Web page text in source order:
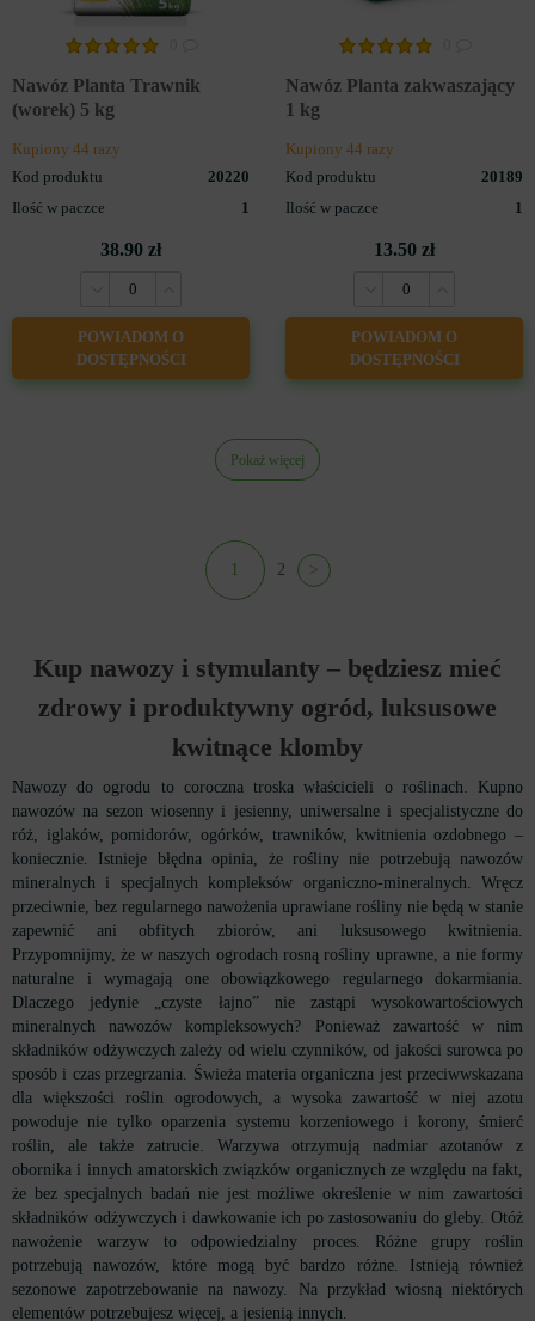
Nawóz Planta Trawnik
(worek) 5 kg
Kupiony 44 razy
Kod produktu
20220
Ilość w paczce
1
38.90 zł
POWIADOM O
DOSTĘPNOŚCI
Nawóz Planta zakwaszający
1 kg
Kupiony 44 razy
Kod produktu
20189
Ilość w paczce
1
13.50 zł
POWIADOM O
DOSTĘPNOŚCI
Pokaż więcej
1 2 >
Kup nawozy i stymulanty – będziesz mieć
zdrowy i produktywny ogród, luksusowe
kwitnące klomby
Nawozy do ogrodu to coroczna troska właścicieli o roślinach. Kupno
nawozów na sezon wiosenny i jesienny, uniwersalne i specjalistyczne do
róż, iglaków, pomidorów, ogórków, trawników, kwitnienia ozdobnego –
koniecznie. Istnieje błędna opinia, że rośliny nie potrzebują nawozów
mineralnych i specjalnych kompleksów organiczno-mineralnych. Wręcz
przeciwnie, bez regularnego nawożenia uprawiane rośliny nie będą w stanie
zapewnić ani obfitych zbiorów, ani luksusowego kwitnienia.
Przypomnijmy, że w naszych ogrodach rosną rośliny uprawne, a nie formy
naturalne i wymagają one obowiązkowego regularnego dokarmiania.
Dlaczego jedynie „czyste łajno” nie zastąpi wysokowartościowych
mineralnych nawozów kompleksowych? Ponieważ zawartość w nim
składników odżywczych zależy od wielu czynników, od jakości surowca po
sposób i czas przegrzania. Świeża materia organiczna jest przeciwwskazana
dla większości roślin ogrodowych, a wysoka zawartość w niej azotu
powoduje nie tylko oparzenia systemu korzeniowego i korony, śmierć
roślin, ale także zatrucie. Warzywa otrzymują nadmiar azotanów z
obornika i innych amatorskich związków organicznych ze względu na fakt,
że bez specjalnych badań nie jest możliwe określenie w nim zawartości
składników odżywczych i dawkowanie ich po zastosowaniu do gleby. Otóż
nawożenie warzyw to odpowiedzialny proces. Różne grupy roślin
potrzebują nawozów, które mogą być bardzo różne. Istnieją również
sezonowe zapotrzebowanie na nawozy. Na przykład wiosną niektórych
elementów potrzebujesz więcej, a jesienią innych.